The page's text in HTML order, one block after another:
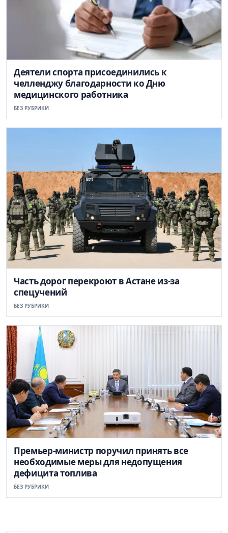
Деятели спорта присоединились к
челленджу благодарности ко Дню
медицинского работника
БЕЗ РУБРИКИ
Часть дорог перекроют в Астане из-за
спецучений
БЕЗ РУБРИКИ
Премьер-министр поручил принять все
необходимые меры для недопущения
дефицита топлива
БЕЗ РУБРИКИ